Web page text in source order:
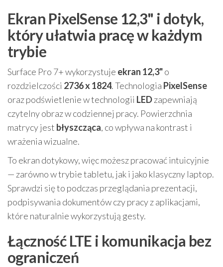
Ekran PixelSense 12,3" i dotyk,
który ułatwia pracę w każdym
trybie
Surface Pro 7+ wykorzystuje ekran 12,3"o
rozdzielczości 2736 x 1824. Technologia PixelSense
oraz podświetlenie w technologii LEDzapewniają
czytelny obraz w codziennej pracy. Powierzchnia
matrycy jest błyszcząca, co wpływa na kontrast i
wrażenia wizualne.
To ekran dotykowy, więc możesz pracować intuicyjnie
— zarówno w trybie tabletu, jak i jako klasyczny laptop.
Sprawdzi się to podczas przeglądania prezentacji,
podpisywania dokumentów czy pracy z aplikacjami,
które naturalnie wykorzystują gesty.
Łączność LTE i komunikacja bez
ograniczeń